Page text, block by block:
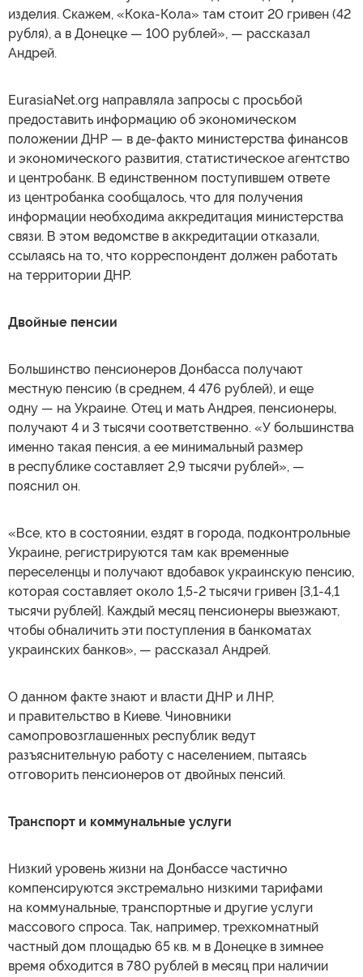
изделия. Скажем, «Кока-Кола» там стоит 20 гривен (42
рубля), а в Донецке — 100 рублей», — рассказал
Андрей.
EurasiaNet.org направляла запросы с просьбой
предоставить информацию об экономическом
положении ДНР — в де-факто министерства финансов
и экономического развития, статистическое агентство
и центробанк. В единственном поступившем ответе
из центробанка сообщалось, что для получения
информации необходима аккредитация министерства
связи. В этом ведомстве в аккредитации отказали,
ссылаясь на то, что корреспондент должен работать
на территории ДНР.
Двойные пенсии
Большинство пенсионеров Донбасса получают
местную пенсию (в среднем, 4 476 рублей), и еще
одну — на Украине. Отец и мать Андрея, пенсионеры,
получают 4 и 3 тысячи соответственно. «У большинства
именно такая пенсия, а ее минимальный размер
в республике составляет 2,9 тысячи рублей», —
пояснил он.
«Все, кто в состоянии, ездят в города, подконтрольные
Украине, регистрируются там как временные
переселенцы и получают вдобавок украинскую пенсию,
которая составляет около 1,5-2 тысячи гривен [3,1-4,1
тысячи рублей]. Каждый месяц пенсионеры выезжают,
чтобы обналичить эти поступления в банкоматах
украинских банков», — рассказал Андрей.
О данном факте знают и власти ДНР и ЛНР,
и правительство в Киеве. Чиновники
самопровозглашенных республик ведут
разъяснительную работу с населением, пытаясь
отговорить пенсионеров от двойных пенсий.
Транспорт и коммунальные услуги
Низкий уровень жизни на Донбассе частично
компенсируются экстремально низкими тарифами
на коммунальные, транспортные и другие услуги
массового спроса. Так, например, трехкомнатный
частный дом площадью 65 кв. м в Донецке в зимнее
время обходится в 780 рублей в месяц при наличии